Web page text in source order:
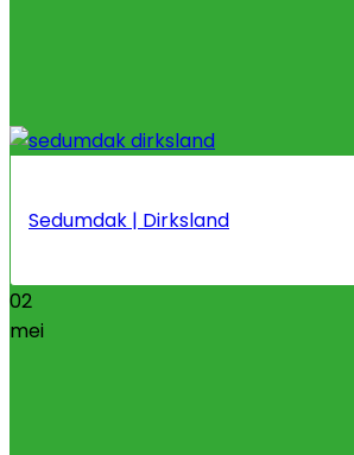
Sedumdak | Dirksland
02
mei